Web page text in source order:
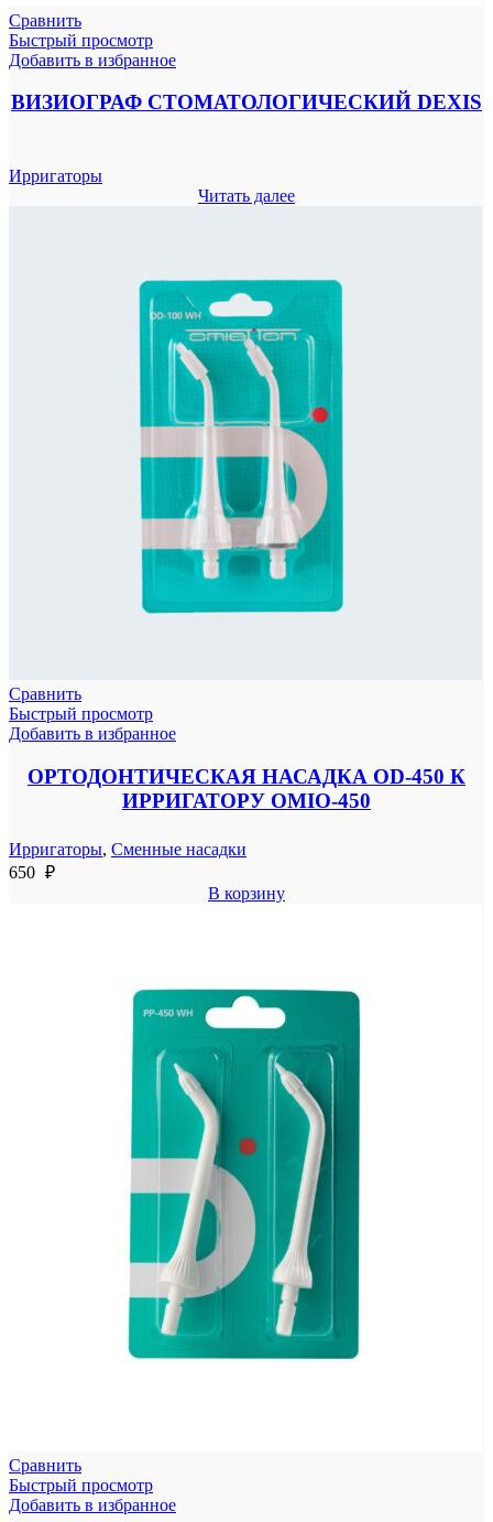
Сравнить
Быстрый просмотр
Добавить в избранное
ВИЗИОГРАФ СТОМАТОЛОГИЧЕСКИЙ DEXIS
Ирригаторы
Читать далее
Сравнить
Быстрый просмотр
Добавить в избранное
ОРТОДОНТИЧЕСКАЯ НАСАДКА OD-450 К
ИРРИГАТОРУ OMIO-450
Ирригаторы, Сменные насадки
650 ₽
В корзину
Сравнить
Быстрый просмотр
Добавить в избранное